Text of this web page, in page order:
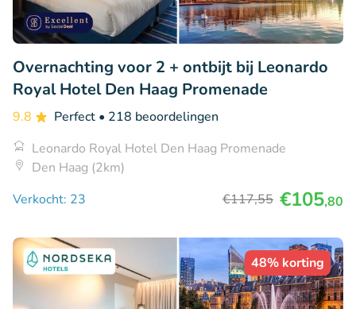
Overnachting voor 2 + ontbijt bij Leonardo
Royal Hotel Den Haag Promenade
9.8 Perfect • 218 beoordelingen
Leonardo Royal Hotel Den Haag Promenade
Den Haag (2km)
Verkocht: 23
€117,55 €105,80
48% korting